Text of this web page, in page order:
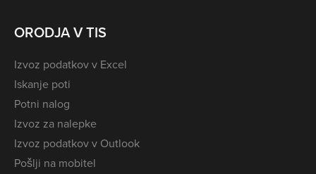
ORODJA V TIS
Izvoz podatkov v Excel
Iskanje poti
Potni nalog
Izvoz za nalepke
Izvoz podatkov v Outlook
Pošlji na mobitel